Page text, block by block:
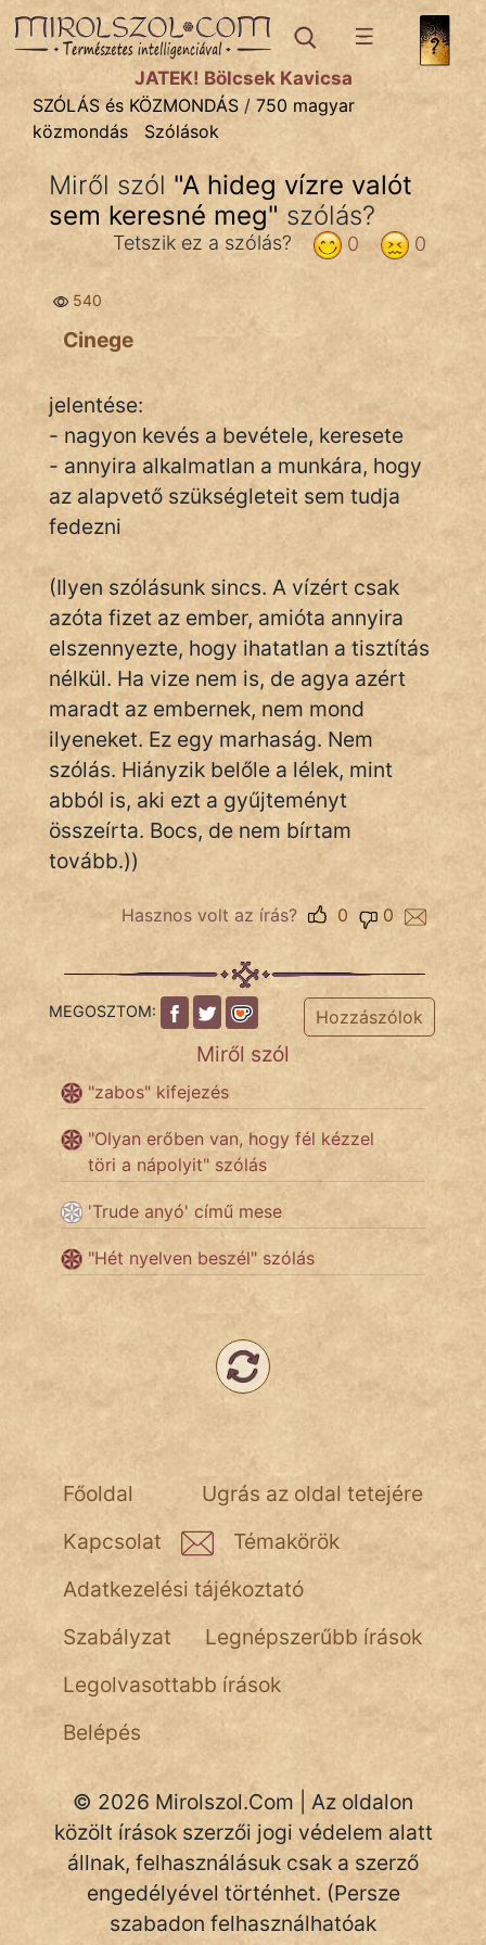
SZÓLÁS ÉS KÖZMONDÁStémák:
Bibliai
Kifejezések
Közmondások
Rímelő
Szóláscsoportok
Szólások
Tréfás
SZÓLÁS
És
KÖZMONDÁS
PSZICHO
ZENE
FILM
ÉLETMÓD
TÖRTÉNELEM
Népszerű szerzőink:
cinege
fantom
Hunor
Jób Gedeon
Láron Ádám
pszichopati
szegény legény
szemfüles
JÁTÉK! Bölcsek Kavicsa
SZÓLÁS és KÖZMONDÁS / 750 magyar
közmondás
Szólások
Miről szól "A hideg vízre valót
sem keresné meg" szólás?
0
0
Tetszik ez a szólás?
540
Cinege
jelentése:
- nagyon kevés a bevétele, keresete
- annyira alkalmatlan a munkára, hogy
az alapvető szükségleteit sem tudja
fedezni
(Ilyen szólásunk sincs. A vízért csak
azóta fizet az ember, amióta annyira
elszennyezte, hogy ihatatlan a tisztítás
nélkül. Ha vize nem is, de agya azért
maradt az embernek, nem mond
ilyeneket. Ez egy marhaság. Nem
szólás. Hiányzik belőle a lélek, mint
abból is, aki ezt a gyűjteményt
összeírta. Bocs, de nem bírtam
tovább.))
Hasznos volt az írás? 0
0
MEGOSZTOM: Hozzászólok
Miről szól
"zabos" kifejezés
"Olyan erőben van, hogy fél kézzel
töri a nápolyit" szólás
'Trude anyó' című mese
"Hét nyelven beszél" szólás
Ugrás az oldal tetejére
Főoldal
Kapcsolat
Témakörök
Adatkezelési tájékoztató
Szabályzat
Legnépszerűbb írások
Legolvasottabb írások
Belépés
© 2026 Mirolszol.Com | Az oldalon
közölt írások szerzői jogi védelem alatt
állnak, felhasználásuk csak a szerző
engedélyével történhet. (Persze
szabadon felhasználhatóak